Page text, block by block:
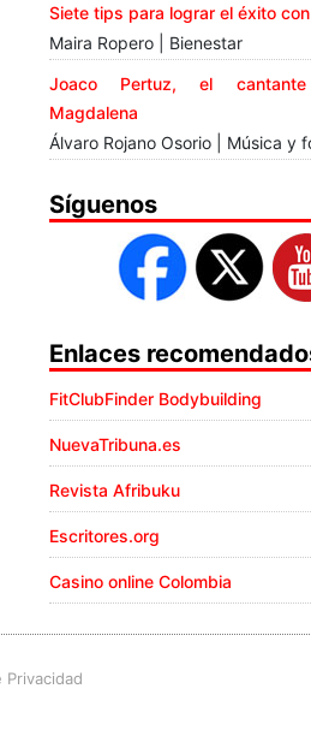
Siete tips para lograr el éxito
Maira Ropero | Bienestar
Joaco Pertuz, el
Magdalena
Álvaro Rojano Osorio | Música y
Síguenos
Enlaces
FitClubFinder Bodybuilding
NuevaTribuna.es
Revista Afribuku
Escritores.org
Casino online Colombia
Privacidad